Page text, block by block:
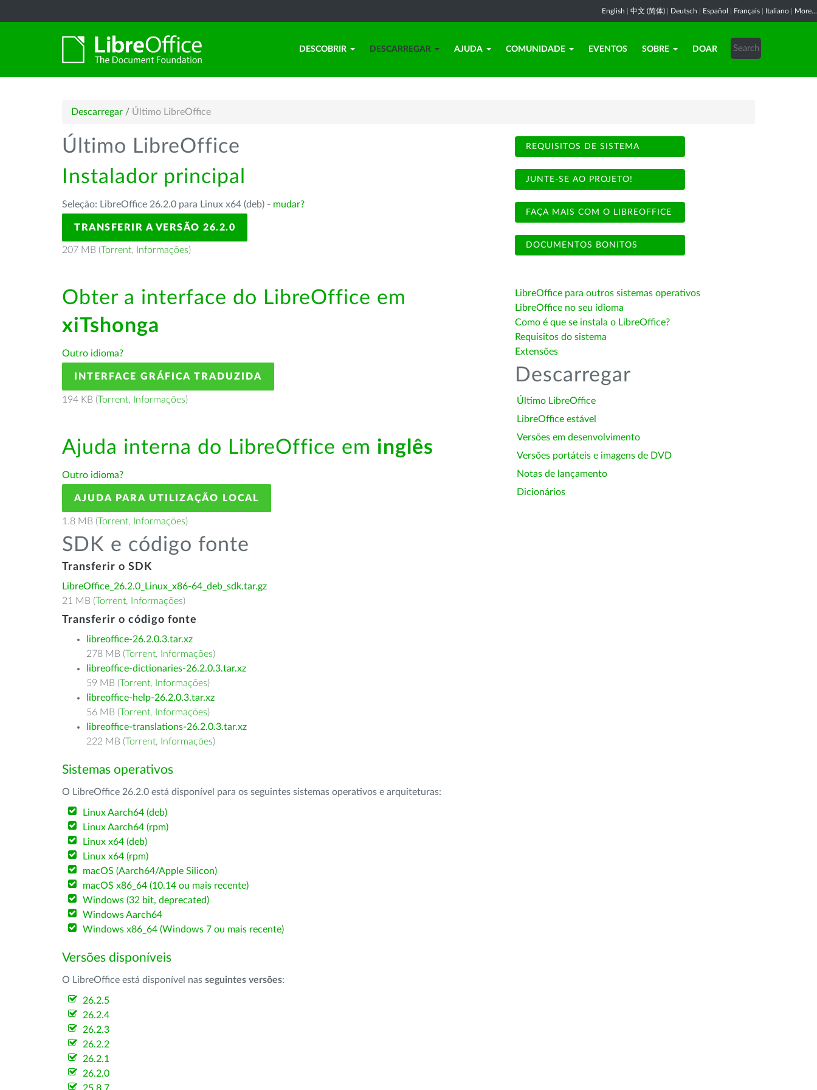
English 中文 (简体) Deutsch Español Français Italiano More...
DESCOBRIR DESCARREGAR AJUDA COMUNIDADE EVENTOS SOBRE DOAR
Descarregar / Último LibreOffice
Último LibreOffice
Instalador principal
Seleção: LibreOffice 26.2.0 para Linux x64 (deb) - mudar?
TRANSFERIR A VERSÃO 26.2.0
207 MB (Torrent, Informações)
Obter a interface do LibreOffice em
xiTshonga
Outro idioma?
INTERFACE GRÁFICA TRADUZIDA
194 KB (Torrent, Informações)
Ajuda interna do LibreOffice em inglês
Outro idioma?
AJUDA PARA UTILIZAÇÃO LOCAL
1.8 MB (Torrent, Informações)
SDK e código fonte
Transferir o SDK
LibreOffice_26.2.0_Linux_x86-64_deb_sdk.tar.gz
21 MB (Torrent, Informações)
Transferir o código fonte
libreoffice-26.2.0.3.tar.xz
278 MB (Torrent, Informações)
libreoffice-dictionaries-26.2.0.3.tar.xz
59 MB (Torrent, Informações)
libreoffice-help-26.2.0.3.tar.xz
56 MB (Torrent, Informações)
libreoffice-translations-26.2.0.3.tar.xz
222 MB (Torrent, Informações)
Sistemas operativos
O LibreOffice 26.2.0 está disponível para os seguintes sistemas operativos e arquiteturas:
Linux Aarch64 (deb)
Linux Aarch64 (rpm)
Linux x64 (deb)
Linux x64 (rpm)
macOS (Aarch64/Apple Silicon)
macOS x86_64 (10.14 ou mais recente)
Windows (32 bit, deprecated)
Windows Aarch64
Windows x86_64 (Windows 7 ou mais recente)
Versões disponíveis
O LibreOffice está disponível nas seguintes versões:
26.2.5
26.2.4
26.2.3
26.2.2
26.2.1
26.2.0
REQUISITOS DE SISTEMA
JUNTE-SE AO PROJETO!
FAÇA MAIS COM O LIBREOFFICE
DOCUMENTOS BONITOS
LibreOffice para outros sistemas operativos
LibreOffice no seu idioma
Como é que se instala o LibreOffice?
Requisitos do sistema
Extensões
Descarregar
Último LibreOffice
LibreOffice estável
Versões em desenvolvimento
Versões portáteis e imagens de DVD
Notas de lançamento
Dicionários